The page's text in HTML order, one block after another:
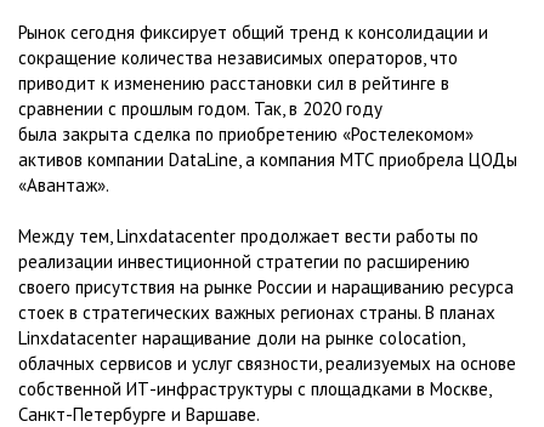
Рынок сегодня фиксирует общий тренд к консолидации и
сокращение количества независимых операторов, что
приводит к изменению расстановки сил в рейтинге в
сравнении с прошлым годом. Так, в 2020 году
была закрыта сделка по приобретению «Ростелекомом»
активов компании DataLine, а компания МТС приобрела ЦОДы
«Авантаж».
Между тем, Linxdatacenter продолжает вести работы по
реализации инвестиционной стратегии по расширению
своего присутствия на рынке России и наращиванию ресурса
стоек в стратегических важных регионах страны. В планах
Linxdatacenter наращивание доли на рынке colocation,
облачных сервисов и услуг связности, реализуемых на основе
собственной ИТ-инфраструктуры с площадками в Москве,
Санкт-Петербурге и Варшаве.